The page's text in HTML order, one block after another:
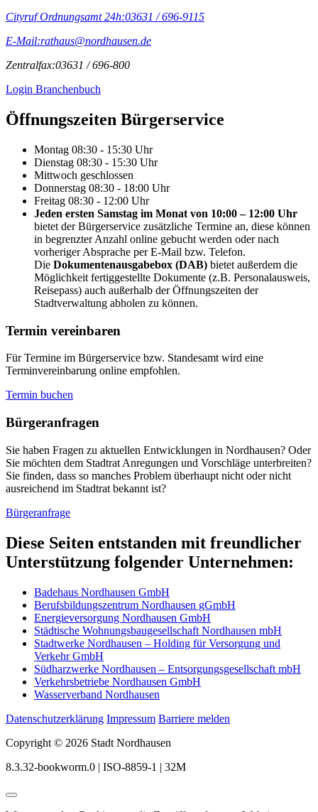
Cityruf Ordnungsamt 24h:03631 / 696-9115
E-Mail:rathaus@nordhausen.de
Zentralfax:03631 / 696-800
Login Branchenbuch
Öffnungs­zeiten Bürgerservice
Montag 08:30 - 15:30 Uhr
Dienstag 08:30 - 15:30 Uhr
Mittwoch geschlossen
Donnerstag 08:30 - 18:00 Uhr
Freitag 08:30 - 12:00 Uhr
Jeden ersten Samstag im Monat von 10:00 – 12:00 Uhr
bietet der Bürgerservice zusätzliche Termine an, diese können
in begrenzter Anzahl online gebucht werden oder nach
vorheriger Absprache per E-Mail bzw. Telefon.
Die Dokumentenausgabebox (DAB) bietet außerdem die
Möglichkeit fertiggestellte Dokumente (z.B. Personalausweis,
Reisepass) auch außerhalb der Öffnungszeiten der
Stadtverwaltung abholen zu können.
Termin vereinbaren
Für Termine im Bürgerservice bzw. Standesamt wird eine
Terminvereinbarung online empfohlen.
Termin buchen
Bürger­anfragen
Sie haben Fragen zu aktuellen Entwicklungen in Nordhausen? Oder
Sie möchten dem Stadtrat Anregungen und Vorschläge unterbreiten?
Sie finden, dass so manches Problem überhaupt nicht oder nicht
ausreichend im Stadtrat bekannt ist?
Bürgeranfrage
Diese Seiten entstanden mit freundlicher
Unterstützung folgender Unternehmen:
Badehaus Nordhausen GmbH
Berufsbildungszentrum Nordhausen gGmbH
Energieversorgung Nordhausen GmbH
Städtische Wohnungsbaugesellschaft Nordhausen mbH
Stadtwerke Nordhausen – Holding für Versorgung und
Verkehr GmbH
Südharzwerke Nordhausen – Entsorgungsgesellschaft mbH
Verkehrsbetriebe Nordhausen GmbH
Wasserverband Nordhausen
Datenschutzerklärung Impressum Barriere melden
Copyright © 2026 Stadt Nordhausen
8.3.32-bookworm.0 | ISO-8859-1 | 32M